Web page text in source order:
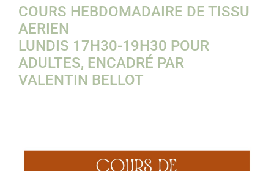
COURS HEBDOMADAIRE DE TISSU
AERIEN
LUNDIS 17H30-19H30 POUR
ADULTES, ENCADRÉ PAR
VALENTIN BELLOT